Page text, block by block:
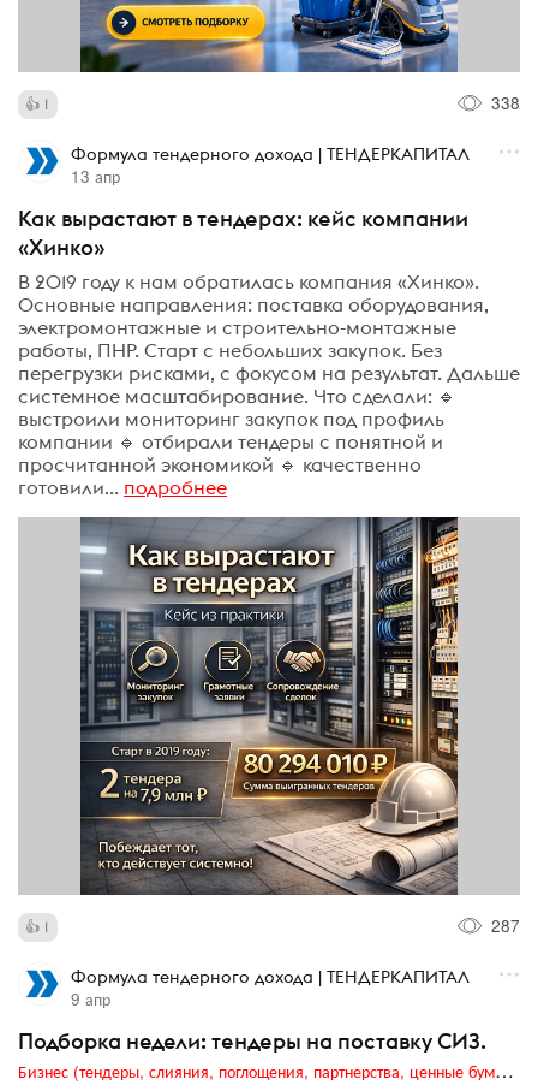
1 338
Формула тендерного дохода | ТЕНДЕРКАПИТАЛ
13 апр
Как вырастают в тендерах: кейс компании
«Хинко»
В 2019 году к нам обратилась компания «Хинко».
Основные направления: поставка оборудования,
электромонтажные и строительно-монтажные
работы, ПНР. Старт с небольших закупок. Без
перегрузки рисками, с фокусом на результат. Дальше
системное масштабирование. Что сделали: 🔹
выстроили мониторинг закупок под профиль
компании 🔹 отбирали тендеры с понятной и
просчитанной экономикой 🔹 качественно
готовили... подробнее
1 287
Формула тендерного дохода | ТЕНДЕРКАПИТАЛ
9 апр
Подборка недели: тендеры на поставку СИЗ.
Бизнес (тендеры, слияния, поглощения, партнерства, ценные бумаги, акционеры, финансы и отчетность)